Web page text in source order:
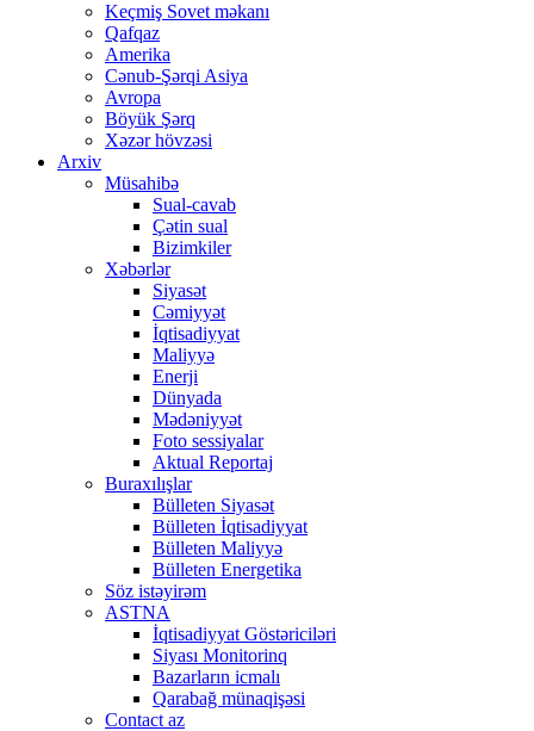
Keçmiş Sovet məkanı
Qafqaz
Amerika
Cənub-Şərqi Asiya
Avropa
Böyük Şərq
Xəzər hövzəsi
Arxiv
Müsahibə
Sual-cavab
Çətin sual
Bizimkiler
Xəbərlər
Siyasət
Cəmiyyət
İqtisadiyyat
Maliyyə
Enerji
Dünyada
Mədəniyyət
Foto sessiyalar
Aktual Reportaj
Buraxılışlar
Bülleten Siyasət
Bülleten İqtisadiyyat
Bülleten Maliyyə
Bülleten Energetika
Söz istəyirəm
ASTNA
İqtisadiyyat Göstəriciləri
Siyası Monitorinq
Bazarların icmalı
Qarabağ münaqişəsi
Contact az